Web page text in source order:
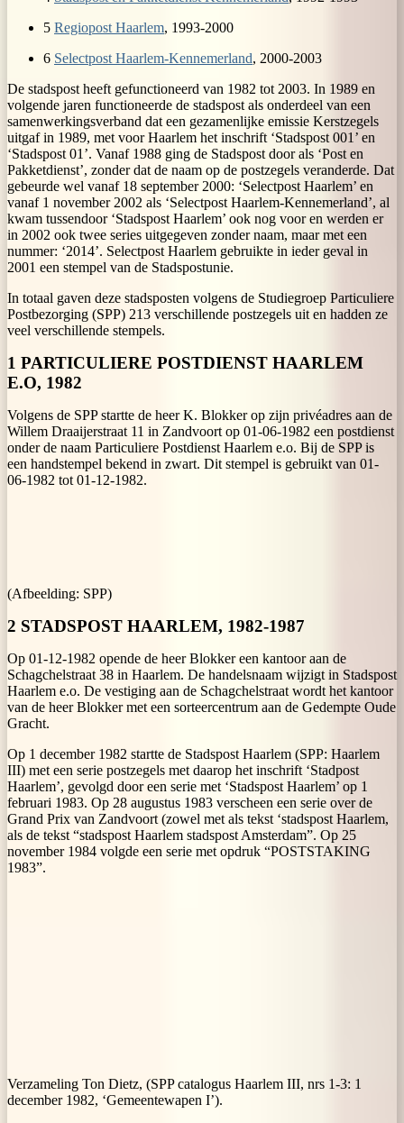
5 Regiopost Haarlem, 1993-2000
6 Selectpost Haarlem-Kennemerland, 2000-2003
De stadspost heeft gefunctioneerd van 1982 tot 2003. In 1989 en
volgende jaren functioneerde de stadspost als onderdeel van een
samenwerkingsverband dat een gezamenlijke emissie Kerstzegels
uitgaf in 1989, met voor Haarlem het inschrift ‘Stadspost 001’ en
‘Stadspost 01’. Vanaf 1988 ging de Stadspost door als ‘Post en
Pakketdienst’, zonder dat de naam op de postzegels veranderde. Dat
gebeurde wel vanaf 18 september 2000: ‘Selectpost Haarlem’ en
vanaf 1 november 2002 als ‘Selectpost Haarlem-Kennemerland’, al
kwam tussendoor ‘Stadspost Haarlem’ ook nog voor en werden er
in 2002 ook twee series uitgegeven zonder naam, maar met een
nummer: ‘2014’. Selectpost Haarlem gebruikte in ieder geval in
2001 een stempel van de Stadspostunie.
In totaal gaven deze stadsposten volgens de Studiegroep Particuliere
Postbezorging (SPP) 213 verschillende postzegels uit en hadden ze
veel verschillende stempels.
1 PARTICULIERE POSTDIENST HAARLEM
E.O, 1982
Volgens de SPP startte de heer K. Blokker op zijn privéadres aan de
Willem Draaijerstraat 11 in Zandvoort op 01-06-1982 een postdienst
onder de naam Particuliere Postdienst Haarlem e.o. Bij de SPP is
een handstempel bekend in zwart. Dit stempel is gebruikt van 01-
06-1982 tot 01-12-1982.
(Afbeelding: SPP)
2 STADSPOST HAARLEM, 1982-1987
Op 01-12-1982 opende de heer Blokker een kantoor aan de
Schagchelstraat 38 in Haarlem. De handelsnaam wijzigt in Stadspost
Haarlem e.o. De vestiging aan de Schagchelstraat wordt het kantoor
van de heer Blokker met een sorteercentrum aan de Gedempte Oude
Gracht.
Op 1 december 1982 startte de Stadspost Haarlem (SPP: Haarlem
III) met een serie postzegels met daarop het inschrift ‘Stadpost
Haarlem’, gevolgd door een serie met ‘Stadspost Haarlem’ op 1
februari 1983. Op 28 augustus 1983 verscheen een serie over de
Grand Prix van Zandvoort (zowel met als tekst ‘stadspost Haarlem,
als de tekst “stadspost Haarlem stadspost Amsterdam”. Op 25
november 1984 volgde een serie met opdruk “POSTSTAKING
1983”.
Verzameling Ton Dietz, (SPP catalogus Haarlem III, nrs 1-3: 1
december 1982, ‘Gemeentewapen I’).